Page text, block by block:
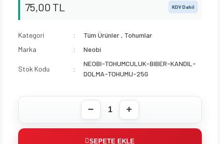
75,00 TL KDV Dahil
Kategori Tüm Ürünler , Tohumlar
Marka
Neobi
Stok Kodu
NEOBI-TOHUMCULUK-BIBER-KANDIL-
DOLMA-TOHUMU-25G
SEPETE EKLE